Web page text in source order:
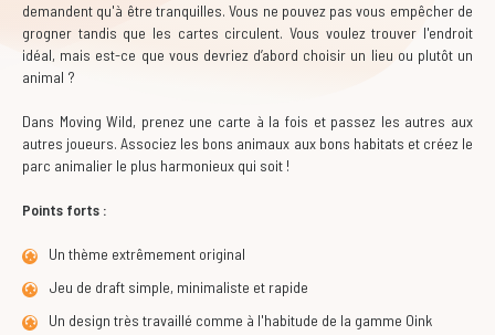
demandent qu'à être tranquilles. Vous ne pouvez pas vous empêcher de
grogner tandis que les cartes circulent. Vous voulez trouver l'endroit
idéal, mais est-ce que vous devriez d’abord choisir un lieu ou plutôt un
animal ?
Dans Moving Wild, prenez une carte à la fois et passez les autres aux
autres joueurs. Associez les bons animaux aux bons habitats et créez le
parc animalier le plus harmonieux qui soit !
Points forts :
Un thème extrêmement original
Jeu de draft simple, minimaliste et rapide
Un design très travaillé comme à l'habitude de la gamme Oink